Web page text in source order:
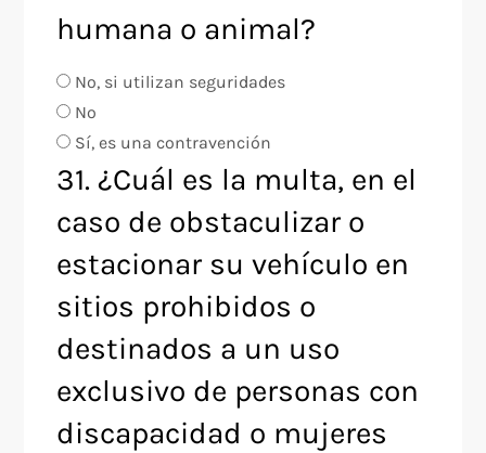
humana o animal?
No, si utilizan seguridades
No
Sí, es una contravención
31. ¿Cuál es la multa, en el
caso de obstaculizar o
estacionar su vehículo en
sitios prohibidos o
destinados a un uso
exclusivo de personas con
discapacidad o mujeres